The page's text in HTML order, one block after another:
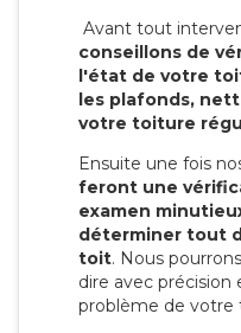
Avant tout
conseillons de
l'état de votre
les plafonds,
votre toiture
Ensuite une fois
feront une
examen
déterminer tout
toit. Nous
dire avec précision
problème de votre